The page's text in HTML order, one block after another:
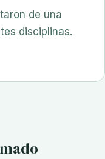
de una
disciplinas.